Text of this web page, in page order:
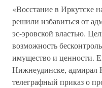
«Восстание в Иркутске
решили избавиться от
эс-эровской властью.
возможность
имущество и ценности.
Нижнеудинске, адмирал
телеграфный приказ о